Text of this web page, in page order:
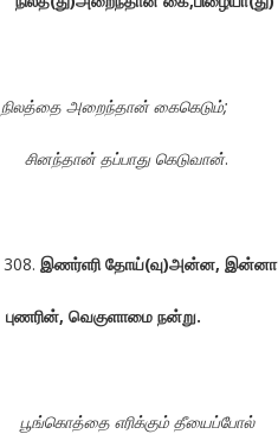
நிலத்தை அறைந்தான் கைகெடும்;
சினந்தான் தப்பாது கெடுவான்.
இணர்எரி தோய்(வு)அன்ன, இன்னா
புணரின், வெகுளாமை நன்று.
பூங்கொத்தை எரிக்கும் தீயைப்போல்